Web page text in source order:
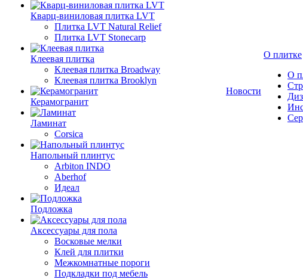
Кварц-виниловая плитка LVT
Плитка LVT Natural Relief
Плитка LVT Stonecarp
Клеевая плитка
Клеевая плитка Broadway
Клеевая плитка Brooklyn
Керамогранит
Ламинат
Corsica
Напольный плинтус
Arbiton INDO
Aberhof
Идеал
Подложка
Аксессуары для пола
Восковые мелки
Клей для плитки
Межкомнатные пороги
Подкладки под мебель
Новости
О плитке
О